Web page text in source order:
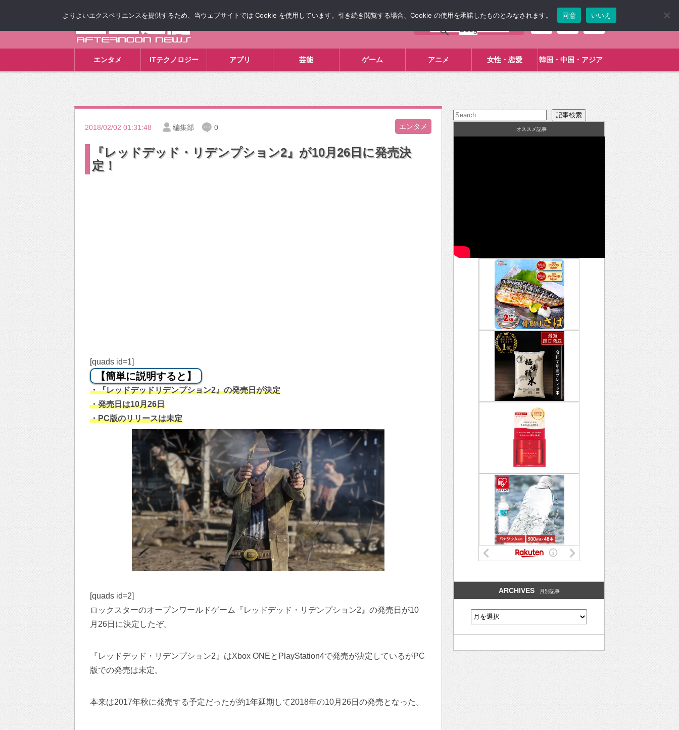
エンタメ ITテクノロジー アプリ 芸能 ゲーム アニメ 女性・恋愛 韓国・中国・アジア
2018/02/02 01:31:48 編集部 0 エンタメ
『レッドデッド・リデンプション2』が10月26日に発売決
定！
[quads id=1]
【簡単に説明すると】
・『レッドデッドリデンプション2』の発売日が決定
・発売日は10月26日
・PC版のリリースは未定
[quads id=2]
ロックスターのオープンワールドゲーム『レッドデッド・リデンプション2』の発売日が10
月26日に決定したぞ。
『レッドデッド・リデンプション2』はXbox ONEとPlayStation4で発売が決定しているがPC
版での発売は未定。
本来は2017年秋に発売する予定だったが約1年延期して2018年の10月26日の発売となった。
:
オススメ記事
ARCHIVES 月別記事
よりよいエクスペリエンスを提供するため、当ウェブサイトでは Cookie を使用しています。引き続き閲覧する場合、Cookie の使用を承諾したものとみなされます。 同意 いいえ